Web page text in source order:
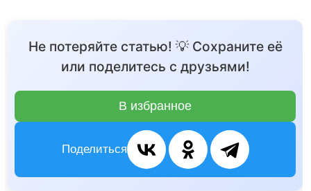
Не потеряйте статью! 💡 Сохраните её
или поделитесь с друзьями!
В избранное
Поделиться